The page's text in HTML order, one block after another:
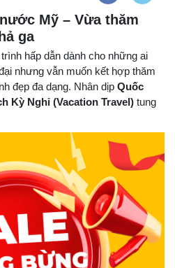
Mỹ – Vừa thăm
ga
hấp dẫn dành cho những ai
nhưng vẫn muốn kết hợp thăm
đẹp đa dạng. Nhân dịp Quốc
Kỳ Nghỉ (Vacation Travel) tung